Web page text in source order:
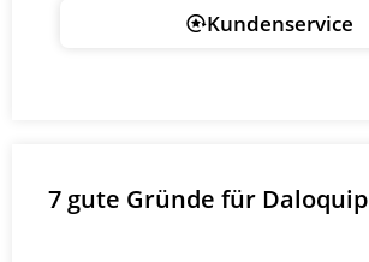
7 gute Gründe für Daloquip
Kundenservice